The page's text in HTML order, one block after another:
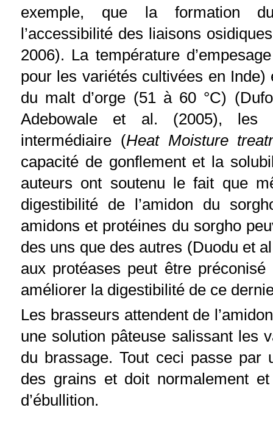
exemple, que la formation
l’accessibilité des liaisons
2006). La température
pour les variétés cultivées en Inde)
du malt d’orge (51 à 60 °C)
Adebowale et al. (2005), les
intermédiaire (Heat Moisture
capacité de gonflement et la
auteurs ont soutenu le fait que
digestibilité de l’amidon du
amidons et protéines du sorgho
des uns que des autres (Duodu et
aux protéases peut être
améliorer la digestibilité de ce
Les brasseurs attendent de
une solution pâteuse salissant les
du brassage. Tout ceci passe par
des grains et doit normalement
d’ébullition.